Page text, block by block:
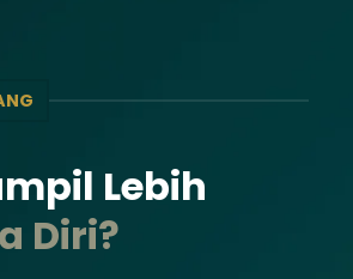
Lebih
Diri?